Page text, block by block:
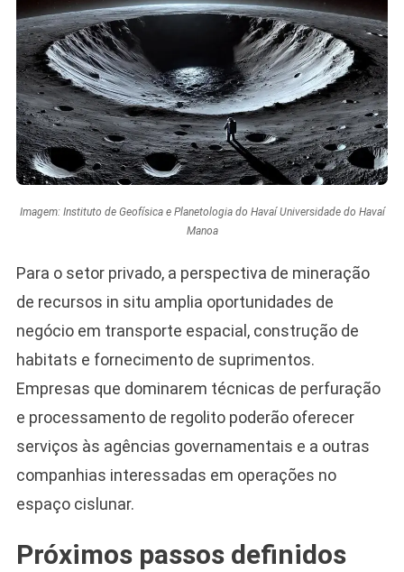
Imagem: Instituto de Geofísica e Planetologia do Havaí Universidade do Havaí
Manoa
Para o setor privado, a perspectiva de mineração
de recursos in situ amplia oportunidades de
negócio em transporte espacial, construção de
habitats e fornecimento de suprimentos.
Empresas que dominarem técnicas de perfuração
e processamento de regolito poderão oferecer
serviços às agências governamentais e a outras
companhias interessadas em operações no
espaço cislunar.
Próximos passos definidos